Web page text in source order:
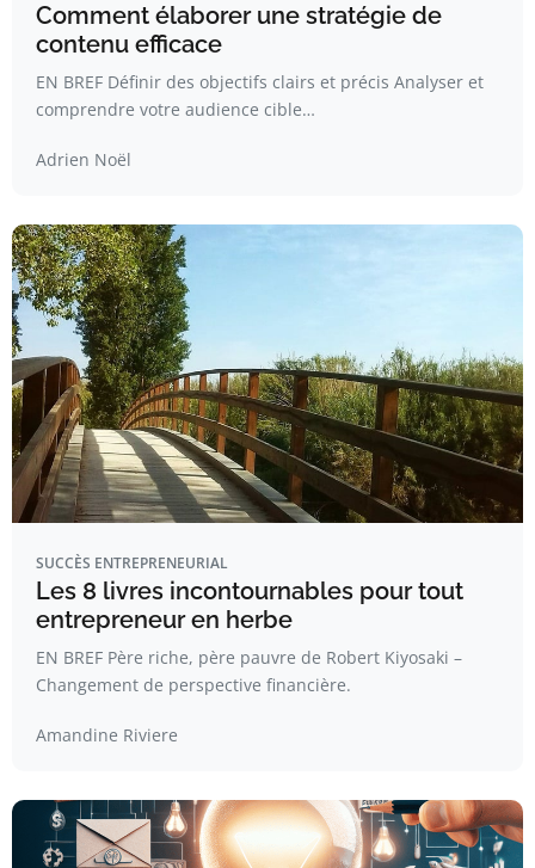
Comment élaborer une stratégie de
contenu efficace
EN BREF Définir des objectifs clairs et précis Analyser et
comprendre votre audience cible…
Adrien Noël
SUCCÈS ENTREPRENEURIAL
Les 8 livres incontournables pour tout
entrepreneur en herbe
EN BREF Père riche, père pauvre de Robert Kiyosaki –
Changement de perspective financière.
Amandine Riviere